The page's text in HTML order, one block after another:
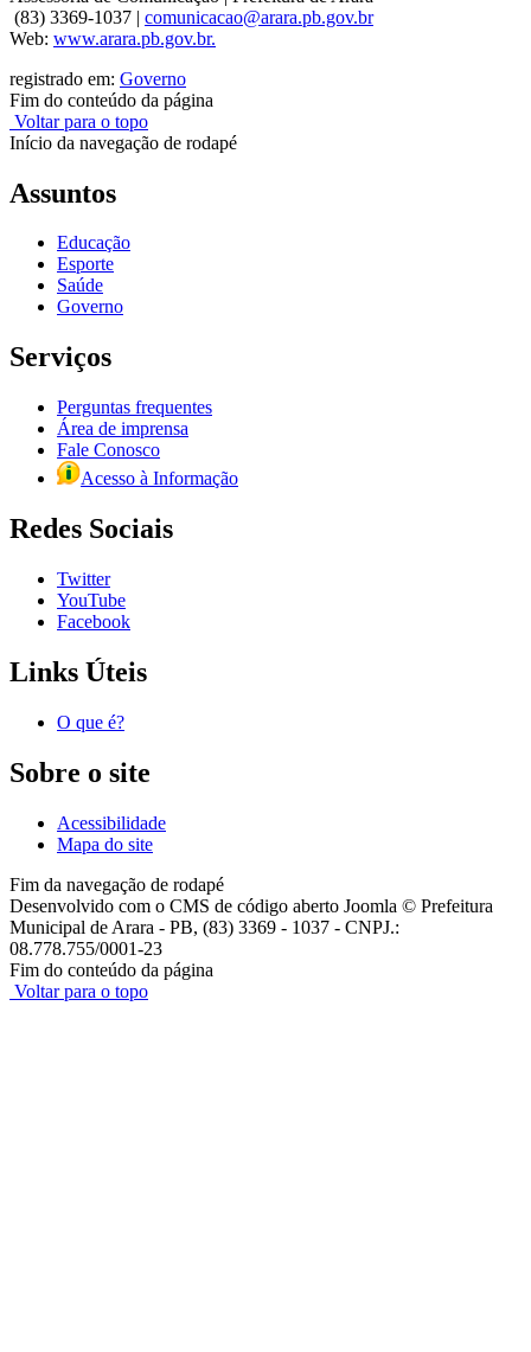
(83) 3369-1037 | comunicacao@arara.pb.gov.br
Web: www.arara.pb.gov.br.
registrado em: Governo
Fim do conteúdo da página
Voltar para o topo
Início da navegação de rodapé
Assuntos
Educação
Esporte
Saúde
Governo
Serviços
Perguntas frequentes
Área de imprensa
Fale Conosco
Acesso à Informação
Redes Sociais
Twitter
YouTube
Facebook
Links Úteis
O que é?
Sobre o site
Acessibilidade
Mapa do site
Fim da navegação de rodapé
Desenvolvido com o CMS de código aberto Joomla © Prefeitura
Municipal de Arara - PB, (83) 3369 - 1037 - CNPJ.:
08.778.755/0001-23
Fim do conteúdo da página
Voltar para o topo